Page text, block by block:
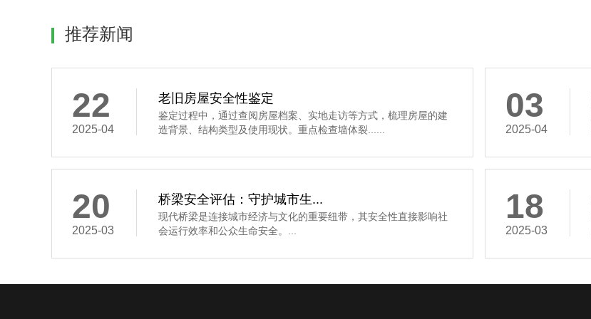
推荐新闻
22
2025-04
老旧房屋安全性鉴定
鉴定过程中，通过查阅房屋档案、实地走访等方式，梳理房屋的建
造背景、结构类型及使用现状。重点检查墙体裂......
03
2025-04
20
2025-03
桥梁安全评估：守护城市生...
现代桥梁是连接城市经济与文化的重要纽带，其安全性直接影响社
会运行效率和公众生命安全。...
18
2025-03